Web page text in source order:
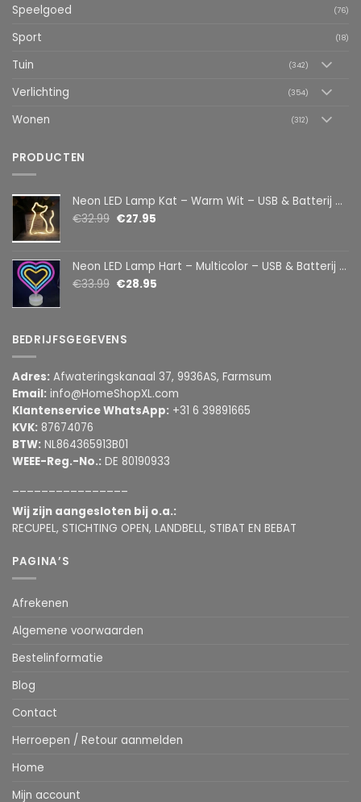
Speelgoed (76)
Sport (18)
Tuin (342)
Verlichting (354)
Wonen (312)
PRODUCTEN
Neon LED Lamp Kat – Warm Wit – USB & Batterij – Decoratieve Tafellamp voor Kinderkamer – 28,5 x 24,5 cm
€32.99 €27.95
Neon LED Lamp Hart – Multicolor – USB & Batterij – Hartvormige Sfeerlamp – Kinderkamer & Slaapkamer – 25,2 x 23 cm
€33.99 €28.95
BEDRIJFSGEGEVENS
Adres: Afwateringskanaal 37, 9936AS, Farmsum
Email: info@HomeShopXL.com
Klantenservice WhatsApp: +31 6 39891665
KVK: 87674076
BTW: NL864365913B01
WEEE-Reg.-No.: DE 80190933
Wij zijn aangesloten bij o.a.:
RECUPEL, STICHTING OPEN, LANDBELL, STIBAT EN BEBAT
PAGINA’S
Afrekenen
Algemene voorwaarden
Bestelinformatie
Blog
Contact
Herroepen / Retour aanmelden
Home
Mijn account